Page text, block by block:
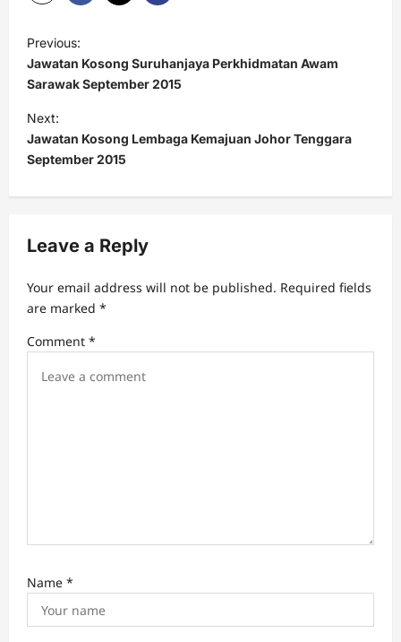
P
o
s
t
n
a
v
g
a
t
i
Previous:
Jawatan Kosong Suruhanjaya Perkhidmatan Awam
Sarawak September 2015
Next:
Jawatan Kosong Lembaga Kemajuan Johor Tenggara
September 2015
Leave a Reply
Your email address will not be published. Required fields
are marked *
Comment *
Name *